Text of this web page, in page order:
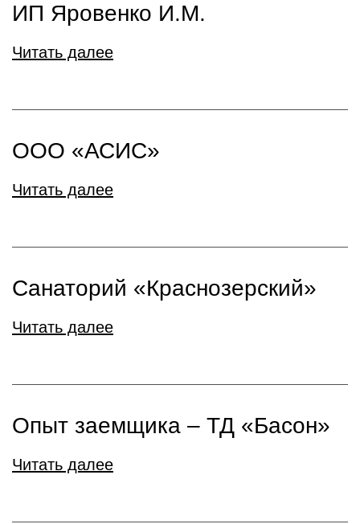
ИП Яровенко И.М.
Читать далее
ООО «АСИС»
Читать далее
Санаторий «Краснозерский»
Читать далее
Опыт заемщика – ТД «Басон»
Читать далее